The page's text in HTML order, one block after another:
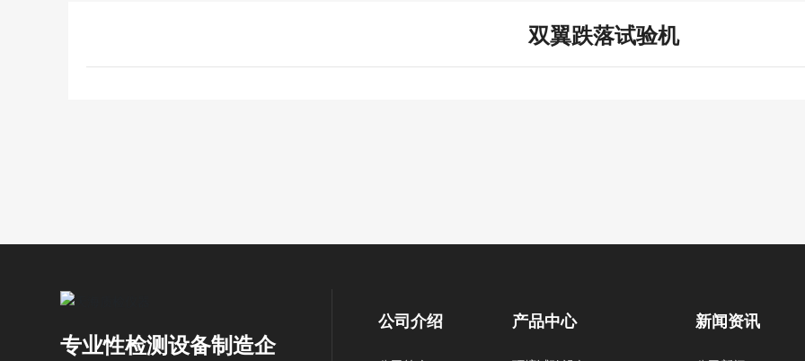
双翼跌落试验机
专业性检测设备制造企
公司介绍 产品中心 新闻资讯